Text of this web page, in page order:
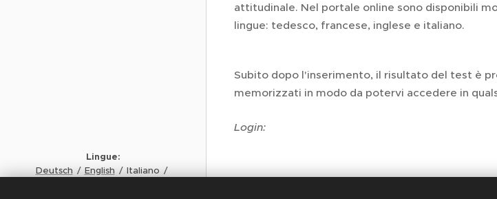
attitudinale. Nel portale online sono disponibili
lingue: tedesco, francese, inglese e italiano.
Subito dopo l'inserimento, il risultato del test è
memorizzati in modo da potervi accedere in
Login:
Lingue
Deutsch
English
Italiano